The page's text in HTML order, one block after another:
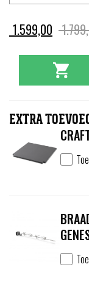
1.599,00
EXTRA